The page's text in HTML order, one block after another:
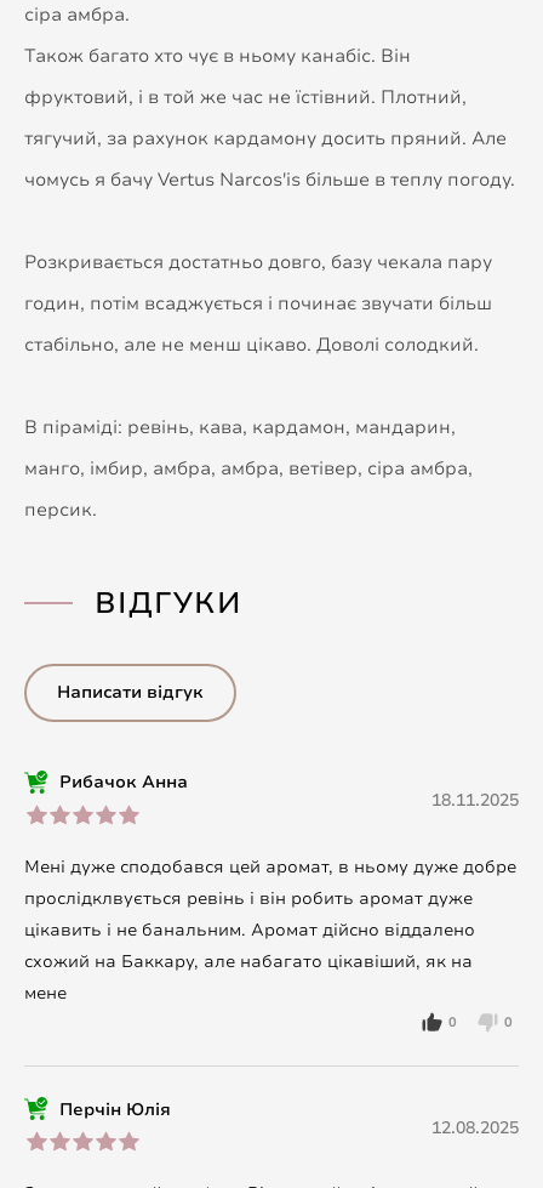
сіра амбра.
Також багато хто чує в ньому канабіс. Він
фруктовий, і в той же час не їстівний. Плотний,
тягучий, за рахунок кардамону досить пряний. Але
чомусь я бачу Vertus Narcos'is більше в теплу погоду.
Розкривається достатньо довго, базу чекала пару
годин, потім всаджується і починає звучати більш
стабільно, але не менш цікаво. Доволі солодкий.
В піраміді: ревінь, кава, кардамон, мандарин,
манго, імбир, амбра, амбра, ветівер, сіра амбра,
персик.
ВІДГУКИ
Написати відгук
Рибачок Анна
18.11.2025
Мені дуже сподобався цей аромат, в ньому дуже добре
прослідклвується ревінь і він робить аромат дуже
цікавить і не банальним. Аромат дійсно віддалено
схожий на Баккару, але набагато цікавіший, як на
мене
0 0
Перчін Юлія
12.08.2025